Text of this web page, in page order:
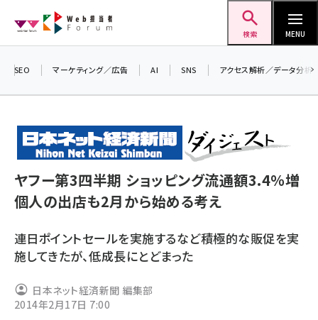
ン
検索 MENU
seo (3524)
ai (2804)
youtube (2431)
note (2312)
セミナー (2306)
z世代 (1622)
SEO マーケティング／広告 AI SNS アクセス解析／データ分析
ヤフー第3四半期 ショッピング流通額3.4％増
個人の出店も2月から始める考え
連日ポイントセールを実施するなど積極的な販促を実
施してきたが、低成長にとどまった
日本ネット経済新聞 編集部
2014年2月17日 7:00